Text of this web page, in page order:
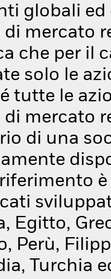
globali
di mercato
che per il
solo le
tutte le
di mercato
di una
Egitto,
Perù,
Turchia